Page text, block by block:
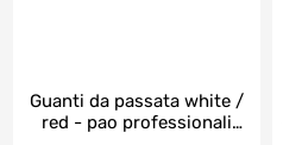
Guanti da passata white /
red - pao professionali